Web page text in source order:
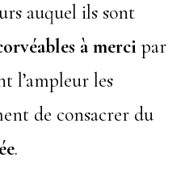
auquel ils sont
à mercipar
l’ampleur les
de consacrer du
.